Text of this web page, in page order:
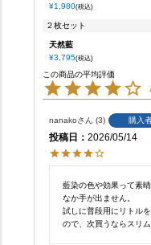
¥1,980 税込
２枚セット
天然藍
¥3,795 税込
nanako 3 購入
投稿日
2026/05/14
藍染の色や効果って素
なか手が出ません。
試しに普段用にリトル
ので、次買うならスリ